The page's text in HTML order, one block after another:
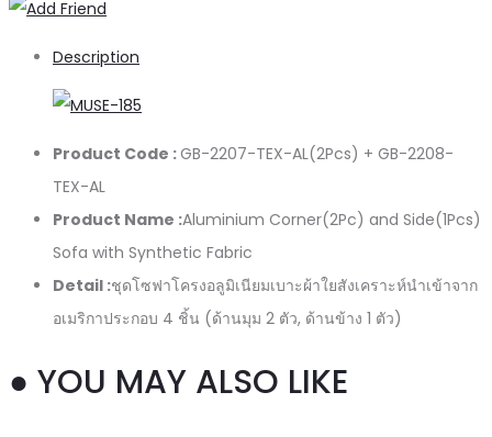
Description
Product Code :GB-2207-TEX-AL(2Pcs) + GB-2208-
TEX-AL
Product Name :Aluminium Corner(2Pc) and Side(1Pcs)
Sofa with Synthetic Fabric
Detail :ชุดโซฟาโครงอลูมิเนียมเบาะผ้าใยสังเคราะห์นำเข้าจาก
อเมริกาประกอบ 4 ชิ้น (ด้านมุม 2 ตัว, ด้านข้าง 1 ตัว)
● YOU MAY ALSO LIKE